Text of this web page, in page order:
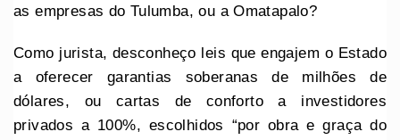
as empresas do Tulumba, ou a Omatapalo?
Como jurista, desconheço leis que engajem o Estado
a oferecer garantias soberanas de milhões de
dólares, ou cartas de conforto a investidores
privados a 100%, escolhidos “por obra e graça do